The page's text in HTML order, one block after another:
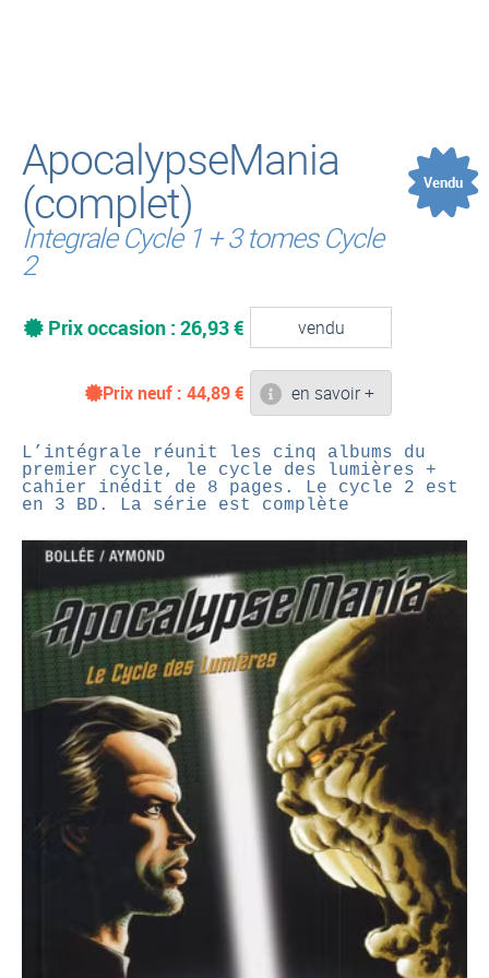
ApocalypseMania
(complet)
Integrale Cycle 1 + 3 tomes Cycle
2
Vendu
Prix occasion : 26,93 € vendu
Prix neuf : 44,89€ en savoir +
L’intégrale réunit les cinq albums du
premier cycle, le cycle des lumières +
cahier inédit de 8 pages. Le cycle 2 est
en 3 BD. La série est complète